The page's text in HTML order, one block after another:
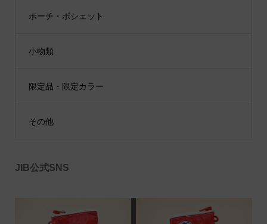
ポーチ・ポシェット
小物類
限定品・限定カラー
その他
JIB公式SNS